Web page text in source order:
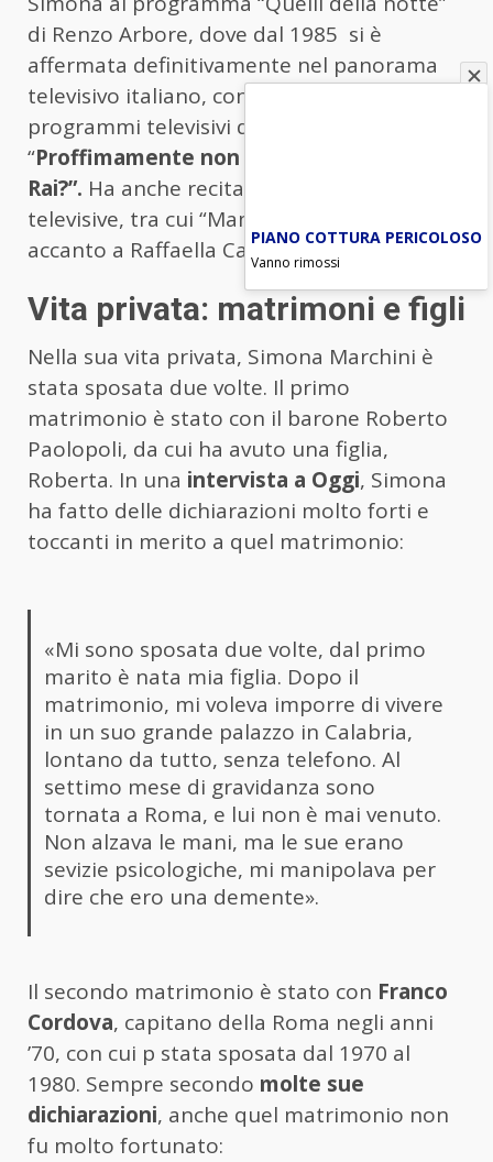
di Renzo Arbore, dove dal 1985 si è
affermata definitivamente nel panorama
televisivo italiano, conducendo vari
programmi televisivi di successo, tra cui
“Proffimamente non stop” e “Pronto, è la
Rai?”. Ha anche recitato in diverse fiction
televisive, tra cui “Mamma per caso”,
accanto a Raffaella Carrà.
Vita privata: matrimoni e figli
Nella sua vita privata, Simona Marchini è
stata sposata due volte. Il primo
matrimonio è stato con il barone Roberto
Paolopoli, da cui ha avuto una figlia,
Roberta. In una intervista a Oggi, Simona
ha fatto delle dichiarazioni molto forti e
toccanti in merito a quel matrimonio:
«Mi sono sposata due volte, dal primo
marito è nata mia figlia. Dopo il
matrimonio, mi voleva imporre di vivere
in un suo grande palazzo in Calabria,
lontano da tutto, senza telefono. Al
settimo mese di gravidanza sono
tornata a Roma, e lui non è mai venuto.
Non alzava le mani, ma le sue erano
sevizie psicologiche, mi manipolava per
dire che ero una demente».
Il secondo matrimonio è stato con Franco
Cordova, capitano della Roma negli anni
’70, con cui p stata sposata dal 1970 al
1980. Sempre secondo molte sue
dichiarazioni, anche quel matrimonio non
fu molto fortunato:
PIANO COTTURA PERICOLOSO
Vanno rimossi